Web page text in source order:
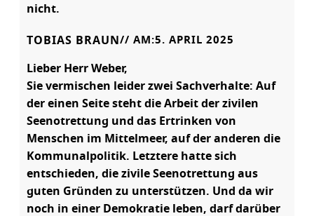
nicht.
TOBIAS BRAUN // AM:5. APRIL 2025
Lieber Herr Weber,
Sie vermischen leider zwei Sachverhalte: Auf
der einen Seite steht die Arbeit der zivilen
Seenotrettung und das Ertrinken von
Menschen im Mittelmeer, auf der anderen die
Kommunalpolitik. Letztere hatte sich
entschieden, die zivile Seenotrettung aus
guten Gründen zu unterstützen. Und da wir
noch in einer Demokratie leben, darf darüber